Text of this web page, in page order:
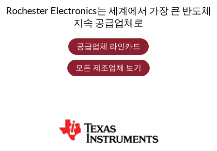
Rochester Electronics는 세계에서 가장 큰 반도체
지속 공급업체로
공급업체 라인카드
모든 제조업체 보기